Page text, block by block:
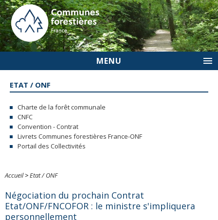
MENU
ETAT / ONF
Charte de la forêt communale
CNFC
Convention - Contrat
Livrets Communes forestières France-ONF
Portail des Collectivités
Accueil>Etat / ONF
Négociation du prochain Contrat
Etat/ONF/FNCOFOR : le ministre s'impliquera
personnellement